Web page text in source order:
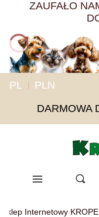
ZAUFAŁO
PL PLN
DARMOWA
Menu Szukaj
Internetowy